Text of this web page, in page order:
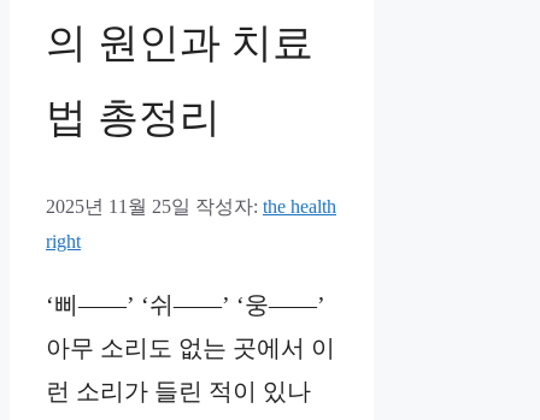
의 원인과 치료
법 총정리
2025년 11월 25일 작성자: the health
right
‘삐——’ ‘쉬——’ ‘웅——’
아무 소리도 없는 곳에서 이
런 소리가 들린 적이 있나